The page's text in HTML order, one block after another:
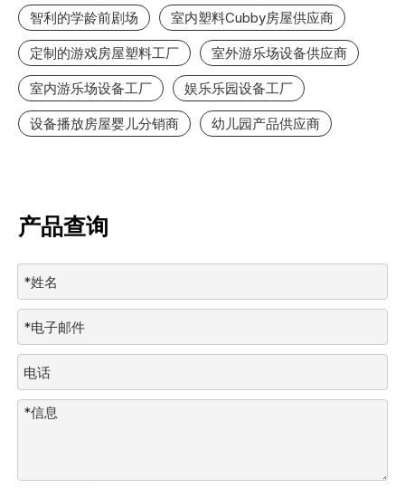
智利的学龄前剧场 室内塑料Cubby房屋供应商
定制的游戏房屋塑料工厂 室外游乐场设备供应商
室内游乐场设备工厂 娱乐乐园设备工厂
设备播放房屋婴儿分销商 幼儿园产品供应商
产品查询